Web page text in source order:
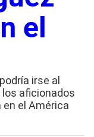
el
irse al
aficionados
en el América